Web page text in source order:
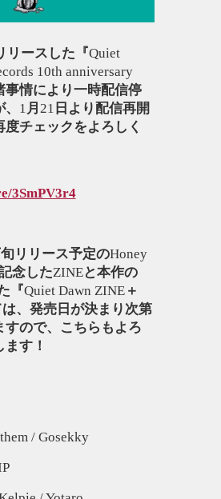
リースした『Quiet
10th anniversary
事情により一時配信停
1月 21 日より配信再開
度チェックをよろしく
3SmPV3r4
リリース予定のHoney
念したZINEと本作の
『Quiet Dawn ZINE＋
、発売日が決まり次第
すので、こちらもよろ
す！
/ Gosekky